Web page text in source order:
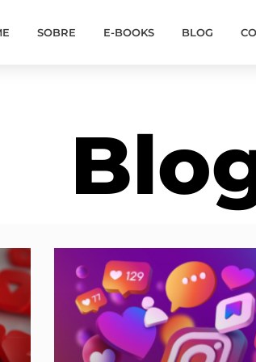
SOBRE E-BOOKS BLOG